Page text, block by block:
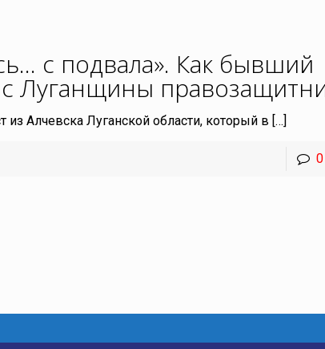
с подвала». Как бывший
Луганщины
Алчевска Луганской области, который в […]
0